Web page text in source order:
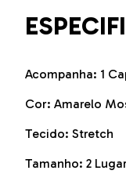
Acompanha: 1
Cor: Amarelo
Tecido: Stretch
Tamanho: 2